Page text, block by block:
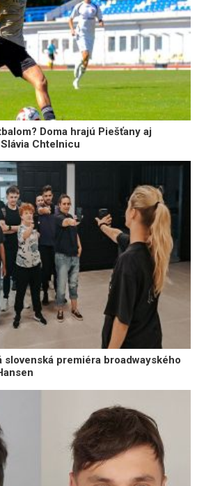
Doma hrajú Piešťany aj
Chtelnicu
slovenská premiéra broadwayského